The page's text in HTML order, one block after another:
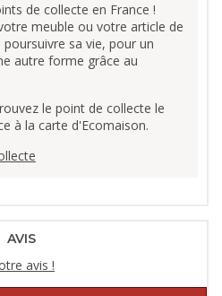
de collecte en France !
meuble ou votre article de
sa vie, pour un
autre forme grâce au
le point de collecte le
à la carte d'Ecomaison.
AVIS
avis !